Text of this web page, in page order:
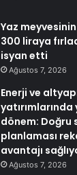
Yaz
300 liraya
isyan etti
Ağustos 7, 2026
Enerji ve
yatırımlarında
dönem: Doğru
planlaması
avantajı
Ağustos 7, 2026